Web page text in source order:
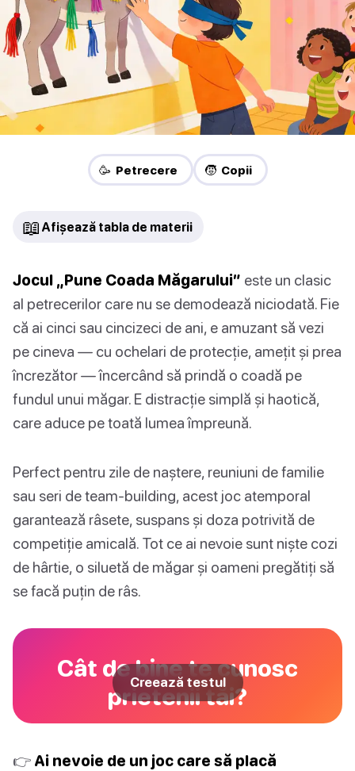
🥳 Petrecere 🧒 Copii
📖 Afișează tabla de materii
Jocul „Pune Coada Măgarului” este un clasic
al petrecerilor care nu se demodează niciodată. Fie
că ai cinci sau cincizeci de ani, e amuzant să vezi
pe cineva — cu ochelari de protecție, amețit și prea
încrezător — încercând să prindă o coadă pe
fundul unui măgar. E distracție simplă și haotică,
care aduce pe toată lumea împreună.
Perfect pentru zile de naștere, reuniuni de familie
sau seri de team-building, acest joc atemporal
garantează râsete, suspans și doza potrivită de
competiție amicală. Tot ce ai nevoie sunt niște cozi
de hârtie, o siluetă de măgar și oameni pregătiți să
se facă puțin de râs.
Cât de bine te cunosc
prietenii tăi?
Creează testul
👉 Ai nevoie de un joc care să placă